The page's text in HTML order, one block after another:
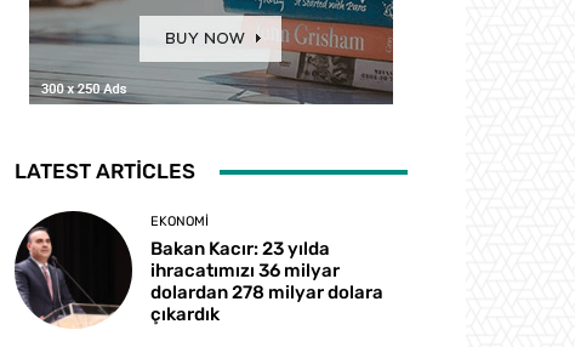
LATEST ARTICLES
EKONOMI
Bakan Kacır: 23 yılda
ihracatımızı 36 milyar
dolardan 278 milyar dolara
çıkardık